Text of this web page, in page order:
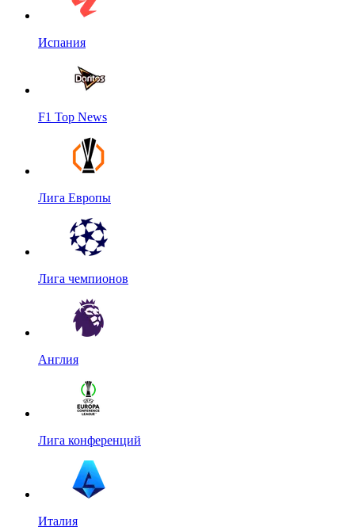
Испания
F1 Top News
Лига Европы
Лига чемпионов
Англия
Лига конференций
Италия